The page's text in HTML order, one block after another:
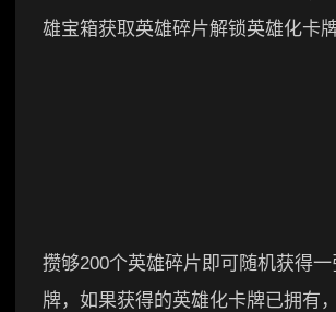
雄宝箱获取英雄碎片解锁英雄化卡牌
攒够200个英雄碎片即可随机获得
牌，如果获得的英雄化卡牌已拥有